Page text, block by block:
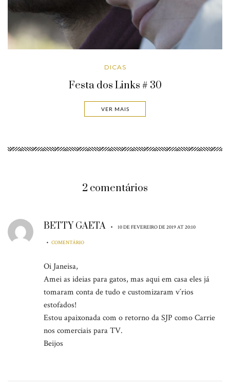
DICAS
Festa dos Links # 30
VER MAIS
2 comentários
BETTY GAETA • 10 DE FEVEREIRO DE 2019 AT 20:10
• COMENTÁRIO
Oi Janeisa,
Amei as ideias para gatos, mas aqui em casa eles já
tomaram conta de tudo e customizaram v´rios
estofados!
Estou apaixonada com o retorno da SJP como Carrie
nos comerciais para TV.
Beijos